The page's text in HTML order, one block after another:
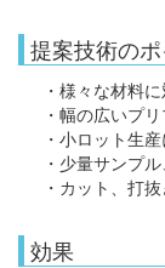
提案技術のポ
・様々な材料
・幅の広いプ
・小ロット生
・少量サンプ
・カット、打
効果